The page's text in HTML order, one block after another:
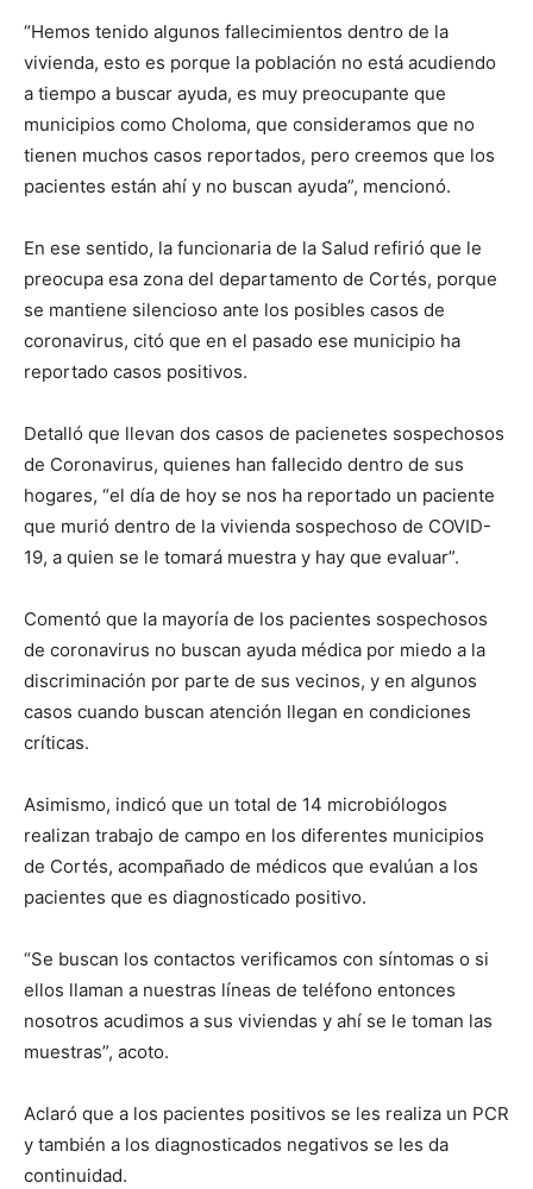
“Hemos tenido algunos fallecimientos dentro de la
vivienda, esto es porque la población no está acudiendo
a tiempo a buscar ayuda, es muy preocupante que
municipios como Choloma, que consideramos que no
tienen muchos casos reportados, pero creemos que los
pacientes están ahí y no buscan ayuda”, mencionó.
En ese sentido, la funcionaria de la Salud refirió que le
preocupa esa zona del departamento de Cortés, porque
se mantiene silencioso ante los posibles casos de
coronavirus, citó que en el pasado ese municipio ha
reportado casos positivos.
Detalló que llevan dos casos de pacienetes sospechosos
de Coronavirus, quienes han fallecido dentro de sus
hogares, “el día de hoy se nos ha reportado un paciente
que murió dentro de la vivienda sospechoso de COVID-
19, a quien se le tomará muestra y hay que evaluar”.
Comentó que la mayoría de los pacientes sospechosos
de coronavirus no buscan ayuda médica por miedo a la
discriminación por parte de sus vecinos, y en algunos
casos cuando buscan atención llegan en condiciones
críticas.
Asimismo, indicó que un total de 14 microbiólogos
realizan trabajo de campo en los diferentes municipios
de Cortés, acompañado de médicos que evalúan a los
pacientes que es diagnosticado positivo.
“Se buscan los contactos verificamos con síntomas o si
ellos llaman a nuestras líneas de teléfono entonces
nosotros acudimos a sus viviendas y ahí se le toman las
muestras”, acoto.
Aclaró que a los pacientes positivos se les realiza un PCR
y también a los diagnosticados negativos se les da
continuidad.